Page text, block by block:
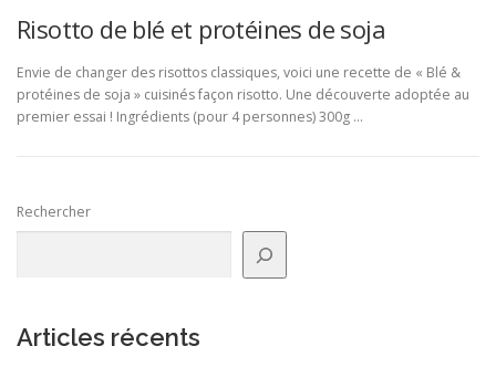
Risotto de blé et protéines de soja
Envie de changer des risottos classiques, voici une recette de « Blé &
protéines de soja » cuisinés façon risotto. Une découverte adoptée au
premier essai ! Ingrédients (pour 4 personnes) 300g …
Rechercher
Articles récents